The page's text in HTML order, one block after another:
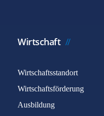
Wirtschaft
Wirtschaftsstandort
Wirtschaftsförderung
Ausbildung